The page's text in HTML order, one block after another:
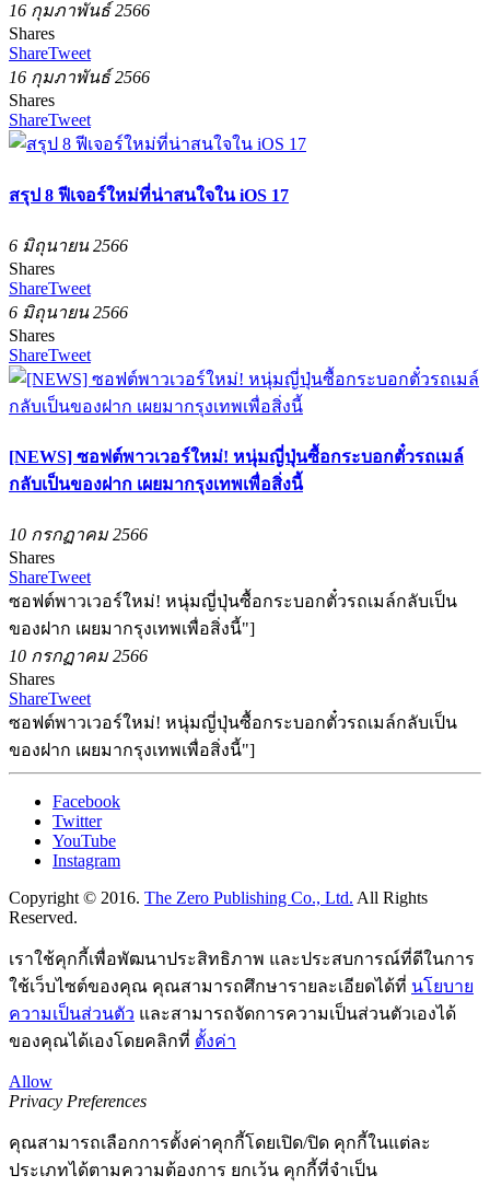
16 กุมภาพันธ์ 2566
Shares
ShareTweet
16 กุมภาพันธ์ 2566
Shares
ShareTweet
สรุป 8 ฟีเจอร์ใหม่ที่น่าสนใจใน iOS 17
6 มิถุนายน 2566
Shares
ShareTweet
6 มิถุนายน 2566
Shares
ShareTweet
[NEWS] ซอฟต์พาวเวอร์ใหม่! หนุ่มญี่ปุ่นซื้อกระบอกตั๋วรถเมล์
กลับเป็นของฝาก เผยมากรุงเทพเพื่อสิ่งนี้
10 กรกฏาคม 2566
Shares
ShareTweet
ซอฟต์พาวเวอร์ใหม่! หนุ่มญี่ปุ่นซื้อกระบอกตั๋วรถเมล์กลับเป็น
ของฝาก เผยมากรุงเทพเพื่อสิ่งนี้"]
10 กรกฏาคม 2566
Shares
ShareTweet
ซอฟต์พาวเวอร์ใหม่! หนุ่มญี่ปุ่นซื้อกระบอกตั๋วรถเมล์กลับเป็น
ของฝาก เผยมากรุงเทพเพื่อสิ่งนี้"]
Facebook
Twitter
YouTube
Instagram
Copyright © 2016. The Zero Publishing Co., Ltd. All Rights
Reserved.
เราใช้คุกกี้เพื่อพัฒนาประสิทธิภาพ และประสบการณ์ที่ดีในการ
ใช้เว็บไซต์ของคุณ คุณสามารถศึกษารายละเอียดได้ที่ นโยบาย
ความเป็นส่วนตัว และสามารถจัดการความเป็นส่วนตัวเองได้
ของคุณได้เองโดยคลิกที่ ตั้งค่า
Allow
Privacy Preferences
คุณสามารถเลือกการตั้งค่าคุกกี้โดยเปิด/ปิด คุกกี้ในแต่ละ
ประเภทได้ตามความต้องการ ยกเว้น คุกกี้ที่จำเป็น